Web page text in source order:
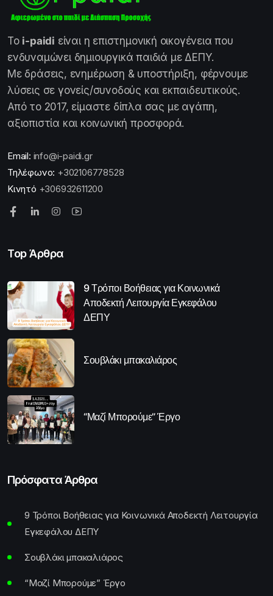
Το i-paidi είναι η επιστημονική οικογένεια που
ενδυναμώνει δημιουργικά παιδιά με ΔΕΠΥ.
Με δράσεις, ενημέρωση & υποστήριξη, φέρνουμε
λύσεις σε γονείς/συνοδούς και εκπαιδευτικούς.
Από το 2017, είμαστε δίπλα σας με αγάπη,
αξιοπιστία και κοινωνική προσφορά.
Email: info@i-paidi.gr
Τηλέφωνο: +302106778528
Κινητό +306932611200
Top Άρθρα
9 Τρόποι Βοήθειας για Κοινωνικά
Αποδεκτή Λειτουργία Εγκεφάλου
ΔΕΠΥ
Σουβλάκι μπακαλιάρος
“Μαζί Μπορούμε” Έργο
Πρόσφατα Άρθρα
9 Τρόποι Βοήθειας για Κοινωνικά Αποδεκτή Λειτουργία
Εγκεφάλου ΔΕΠΥ
Σουβλάκι μπακαλιάρος
“Μαζί Μπορούμε” Έργο